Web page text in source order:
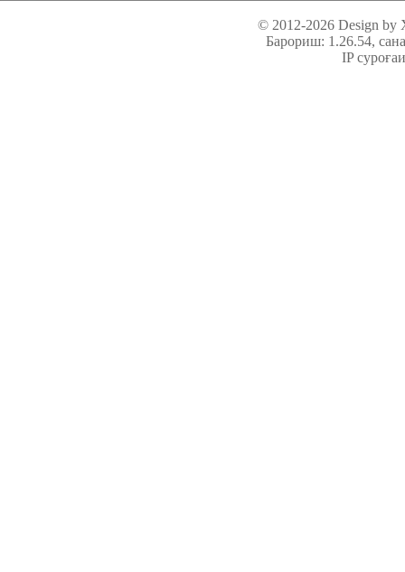
© 2012-2026 Design
Барориш: 1.26.54,
IP